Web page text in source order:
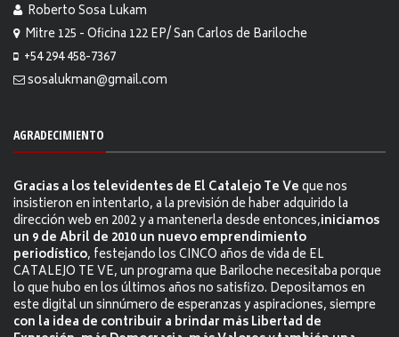
Roberto Sosa Lukam
Mitre 125 - Oficina 122 EP/ San Carlos de Bariloche
+54 294 458-7367
sosalukman@gmail.com
AGRADECIMIENTO
Gracias a los televidentes de El Catalejo Te Veque nos
insistieron en intentarlo, a la previsión de haber adquirido la
dirección web en 2002 y a mantenerla desde entonces,iniciamos
un 9 de Abril de 2010 un nuevo emprendimiento
periodístico, festejando los CINCO años de vida de EL
CATALEJO TE VE, un programa que Bariloche necesitaba porque
lo que hubo en los últimos años no satisfizo. Depositamos en
este digital un sinnúmero de esperanzas y aspiraciones, siempre
con la idea de contribuir a brindar más Libertad de